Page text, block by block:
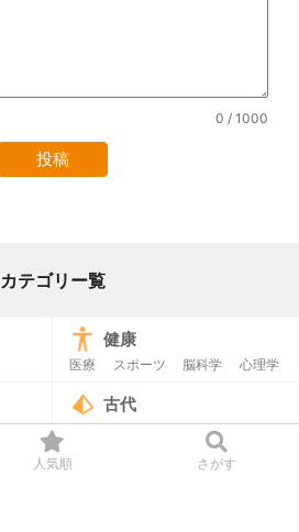
人気順 さがす
0 / 1000
カテゴリー覧
健康
医療 スポーツ 脳科学 心理学
古代
歴史・考古学 古生物